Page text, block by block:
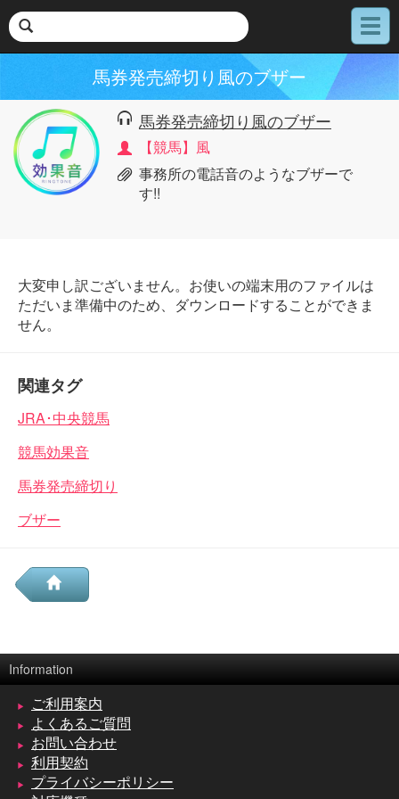
メ
ニ
馬券発売締切り風のブザー
馬券発売締切り風のブザー
【競馬】風
事務所の電話音のようなブザーで
す!!
大変申し訳ございません。お使いの端末用のファイルは
ただいま準備中のため、ダウンロードすることができま
せん。
関連タグ
JRA･中央競馬
競馬効果音
馬券発売締切り
ブザー
Information
ご利用案内
よくあるご質問
お問い合わせ
利用契約
プライバシーポリシー